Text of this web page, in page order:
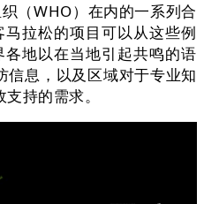
WHO）在内的一系列合
拉松的项目可以从这些例
地以在当地引起共鸣的语
息，以及区域对于专业知
持的需求。